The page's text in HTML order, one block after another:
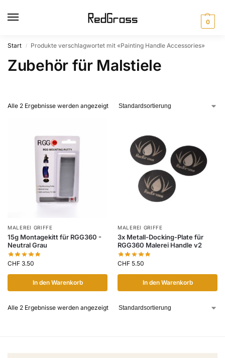
0
Start / Produkte verschlagwortet mit «Painting Handle Accessories»
Zubehör für Malstiele
Alle 2 Ergebnisse werden angezeigt
MALEREI GRIFFE
15g Montagekitt für RGG360 -
Neutral Grau
CHF 3.50
In den Warenkorb
MALEREI GRIFFE
3x Metall-Docking-Plate für
RGG360 Malerei Handle v2
CHF 5.50
In den Warenkorb
Alle 2 Ergebnisse werden angezeigt